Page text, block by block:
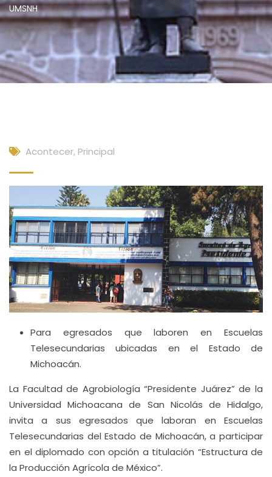
UMSNH
Acontecer, Principal
Para egresados que laboren en Escuelas
Telesecundarias ubicadas en el Estado de
Michoacán.
La Facultad de Agrobiología “Presidente Juárez” de la
Universidad Michoacana de San Nicolás de Hidalgo,
invita a sus egresados que laboran en Escuelas
Telesecundarias del Estado de Michoacán, a participar
en el diplomado con opción a titulación “Estructura de
la Producción Agrícola de México”.